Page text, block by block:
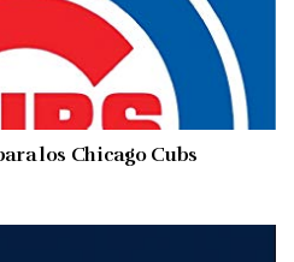
los Chicago Cubs